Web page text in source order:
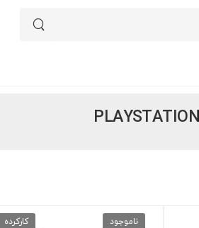
ناموجود کارکرده